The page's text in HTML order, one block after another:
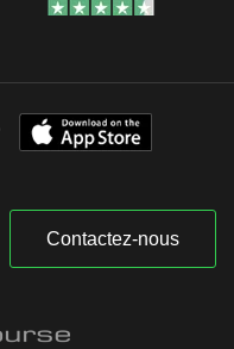
Contactez-nous